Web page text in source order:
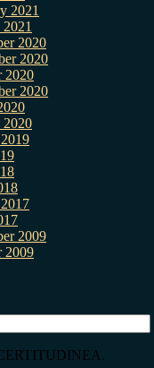
2021
2020
2020
2020
2020
2020
2009
2009